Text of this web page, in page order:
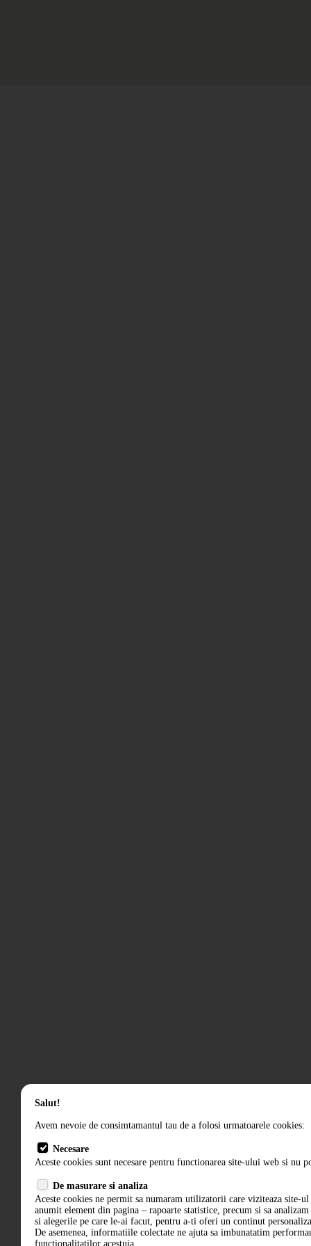
Salut!
Avem nevoie de consimtamantul tau de a folosi urmatoarele cookies:
Necesare
Aceste cookies sunt necesare pentru functionarea site-ului web si nu
De masurare si analiza
Aceste cookies ne permit sa numaram utilizatorii care viziteaza site-ul
anumit element din pagina – rapoarte statistice, precum si sa
si alegerile pe care le-ai facut, pentru a-ti oferi un continut
De asemenea, informatiile colectate ne ajuta sa imbunatatim
functionalitatilor acestuia.